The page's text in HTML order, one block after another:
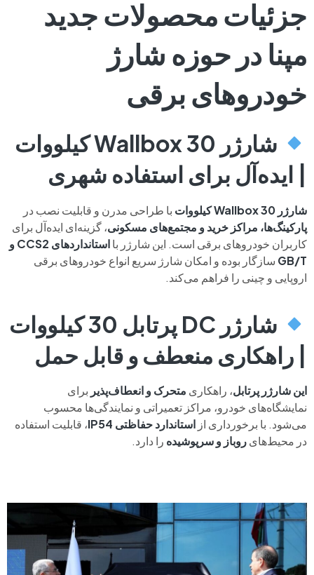
جزئیات محصولات جدید
مپنا در حوزه شارژ
خودروهای برقی
شارژر Wallbox 30 کیلووات
| ایده‌آل برای استفاده شهری
شارژر Wallbox 30 کیلووات
با طراحی مدرن و قابلیت نصب در
پارکینگ‌ها، مراکز خرید و مجتمع‌های مسکونی، گزینه‌ای ایده‌آل برای
کاربران خودروهای برقی است. این شارژر با
استانداردهای CCS2 و
GB/T سازگار بوده و امکان شارژ سریع انواع خودروهای برقی
اروپایی و چینی را فراهم می‌کند.
شارژر DC پرتابل 30 کیلووات
| راهکاری منعطف و قابل حمل
این شارژر پرتابل، راهکاری متحرک و انعطاف‌پذیر برای
نمایشگاه‌های خودرو، مراکز تعمیراتی و نمایندگی‌ها محسوب
می‌شود. با برخورداری از استاندارد حفاظتی IP54
، قابلیت استفاده
در محیط‌هایروباز و سرپوشیده را دارد.